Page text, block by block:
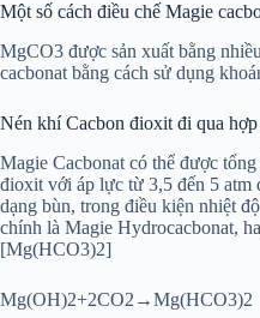
Một số cách điều chế Magie
MgCO3 được sản xuất bằng
cacbonat bằng cách sử dụng
Nén khí Cacbon đioxit đi qua
Magie Cacbonat có thể được
đioxit với áp lực từ 3,5 đến 5
dạng bùn, trong điều kiện nhiệt
chính là Magie Hydrocacbonat,
[Mg(HCO3)2]
Mg(OH)2+2CO2→Mg(HCO3)2